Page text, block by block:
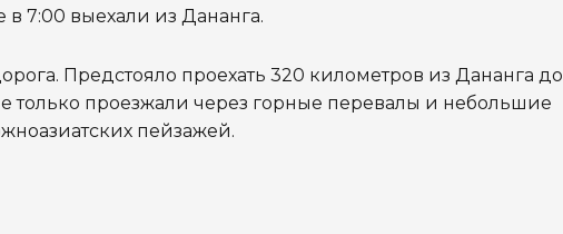
в 7:00 выехали из Дананга.
Предстояло проехать 320 километров из Дананга до
только проезжали через горные перевалы и небольшие
пейзажей.